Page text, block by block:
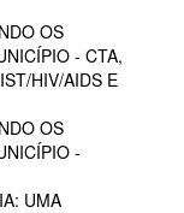
OS
- CTA,
HIV/AIDS E
OS
-
UMA